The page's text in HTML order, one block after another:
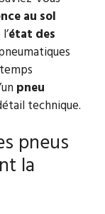
au sol
état des
pneu
technique.
pneus
la